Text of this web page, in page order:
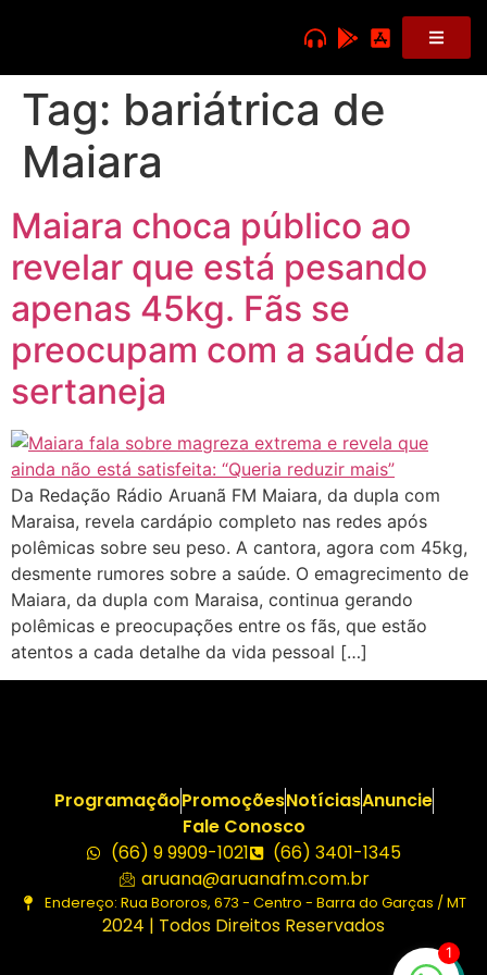
Tag: bariátrica de
Maiara
Maiara choca público ao
revelar que está pesando
apenas 45kg. Fãs se
preocupam com a saúde da
sertaneja
Da Redação Rádio Aruanã FM Maiara, da dupla com
Maraisa, revela cardápio completo nas redes após
polêmicas sobre seu peso. A cantora, agora com 45kg,
desmente rumores sobre a saúde. O emagrecimento de
Maiara, da dupla com Maraisa, continua gerando
polêmicas e preocupações entre os fãs, que estão
atentos a cada detalhe da vida pessoal […]
ProgramaçãoPromoçõesNotíciasAnuncie
Fale Conosco
(66) 9 9909-1021
(66) 3401-1345
aruana@aruanafm.com.br
Endereço: Rua Bororos, 673 - Centro - Barra do Garças / MT
2024 | Todos Direitos Reservados
1